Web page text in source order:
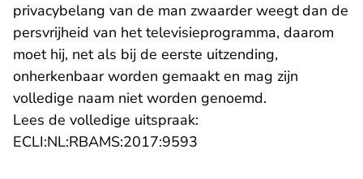
privacybelang van de man zwaarder weegt dan de
persvrijheid van het televisieprogramma, daarom
moet hij, net als bij de eerste uitzending,
onherkenbaar worden gemaakt en mag zijn
volledige naam niet worden genoemd.
Lees de volledige uitspraak:
ECLI:NL:RBAMS:2017:9593